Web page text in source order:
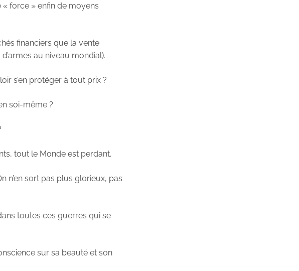
« force » enfin de moyens
financiers que la vente
au niveau mondial).
s’en protéger à tout prix ?
soi-même ?
tout le Monde est perdant.
n’en sort pas plus glorieux, pas
toutes ces guerres qui se
sur sa beauté et son